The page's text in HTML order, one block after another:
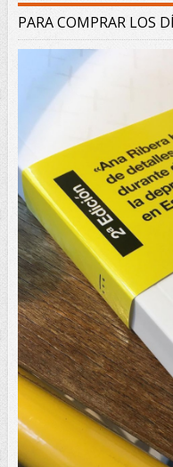
PARA COMPRAR LOS